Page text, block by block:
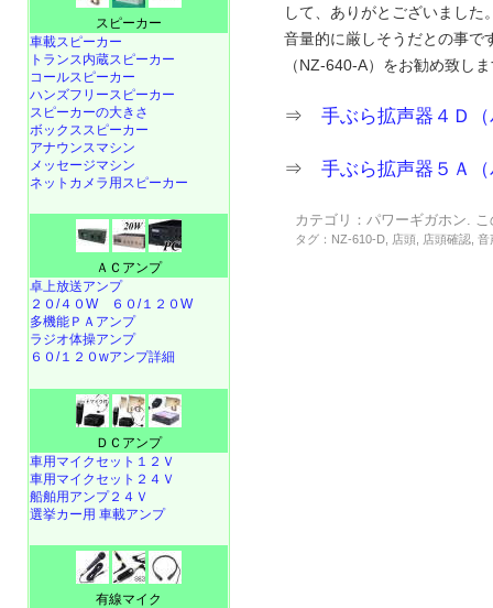
して、ありがとございました
音量的に厳しそうだとの事で
（NZ-640-A）をお勧め致し
⇒手ぶら拡声器４Ｄ
⇒手ぶら拡声器５Ａ
カテゴリ：パワーギガホン. こ
タグ： NZ-610-D 店頭 店頭確認 ,音
スピーカー
車載スピーカー
トランス内蔵スピーカー
コールスピーカー
ハンズフリースピーカー
スピーカーの大きさ
ボックススピーカー
アナウンスマシン
メッセージマシン
ネットカメラ用スピーカー
ＡＣアンプ
卓上放送アンプ
２０/４０W
６０/１２０W
多機能ＰＡアンプ
ラジオ体操アンプ
６０/１２０wアンプ詳細
ＤＣアンプ
車用マイクセット１２Ｖ
車用マイクセット２４Ｖ
船舶用アンプ２４Ｖ
選挙カー用 車載アンプ
有線マイク